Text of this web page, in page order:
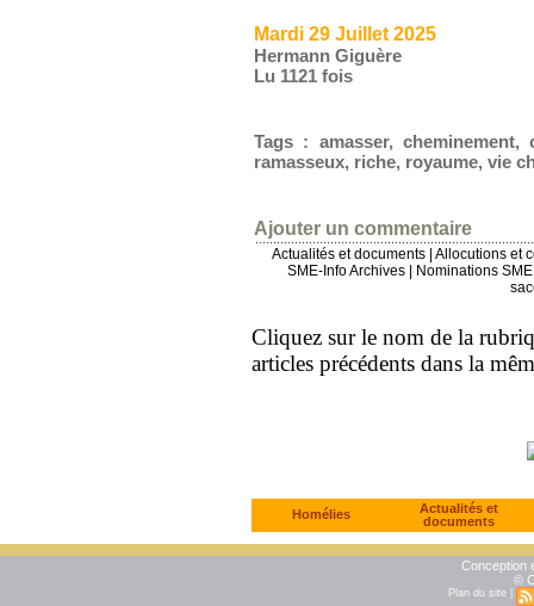
Mardi 29 Juillet 2025
Hermann Giguère
Lu 1121 fois
Tags : amasser,cheminement,
ramasseux, riche, royaume,vie
Ajouter un commentaire
Actualités et documents | Allocutions et
SME-Info Archives | Nominations
Cliquez sur le nom de la
articles précédents dans la
Homélies
Actualités et
documents
Conception
©
Plan du site